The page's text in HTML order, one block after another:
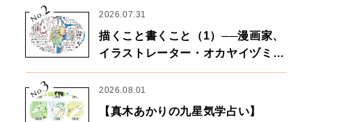
No.2 2026.07.31
描くこと書くこと（1）──漫画家、
イラストレーター・オカヤイヅミさ
ん×漫画家・鶴谷香央理さん
No.
3 2026.08.01
【真木あかりの九星気学占い】